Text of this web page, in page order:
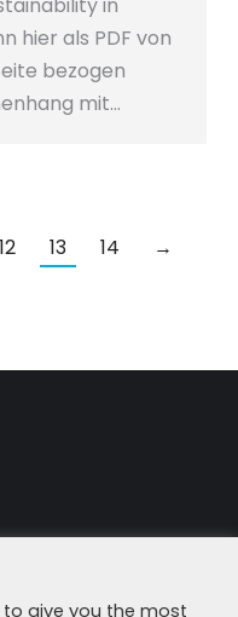
hier als PDF von
bezogen
mit…
12 13 14 →
give you the most